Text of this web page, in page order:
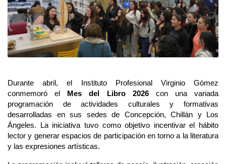
Durante abril, el Instituto Profesional Virginio Gómez
conmemoró el
Mes del Libro 2026 con una variada
programación de actividades culturales y formativas
desarrolladas en sus sedes de Concepción, Chillán y Los
Ángeles. La iniciativa tuvo como objetivo incentivar el hábito
lector y generar espacios de participación en torno a la literatura
y las expresiones artísticas.